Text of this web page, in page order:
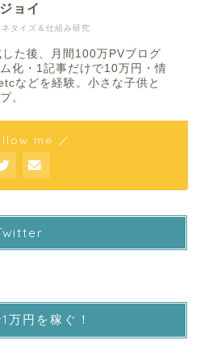
タイズ＆仕組み研究
ジョイ
た後、月間100万PVブログ
化・1記事だけで10万円・情
などを経験。小さな子供と
。
me ／
万円を稼ぐ！